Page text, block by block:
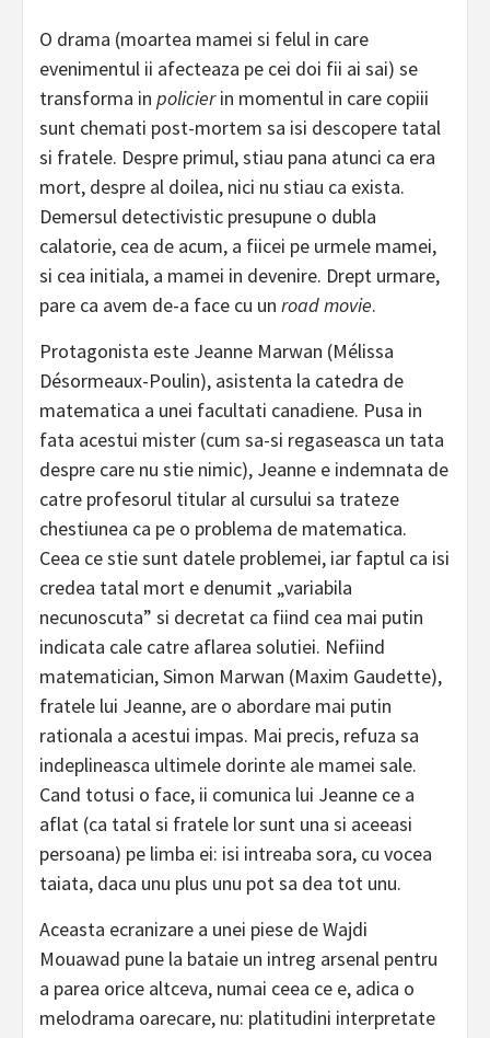
O drama (moartea mamei si felul in care
evenimentul ii afecteaza pe cei doi fii ai sai) se
transforma in policierin momentul in care copiii
sunt chemati post-mortem sa isi descopere tatal
si fratele. Despre primul, stiau pana atunci ca era
mort, despre al doilea, nici nu stiau ca exista.
Demersul detectivistic presupune o dubla
calatorie, cea de acum, a fiicei pe urmele mamei,
si cea initiala, a mamei in devenire. Drept urmare,
pare ca avem de-a face cu un road movie.
Protagonista este Jeanne Marwan (Mélissa
Désormeaux-Poulin), asistenta la catedra de
matematica a unei facultati canadiene. Pusa in
fata acestui mister (cum sa-si regaseasca un tata
despre care nu stie nimic), Jeanne e indemnata de
catre profesorul titular al cursului sa trateze
chestiunea ca pe o problema de matematica.
Ceea ce stie sunt datele problemei, iar faptul ca isi
credea tatal mort e denumit „variabila
necunoscuta” si decretat ca fiind cea mai putin
indicata cale catre aflarea solutiei. Nefiind
matematician, Simon Marwan (Maxim Gaudette),
fratele lui Jeanne, are o abordare mai putin
rationala a acestui impas. Mai precis, refuza sa
indeplineasca ultimele dorinte ale mamei sale.
Cand totusi o face, ii comunica lui Jeanne ce a
aflat (ca tatal si fratele lor sunt una si aceeasi
persoana) pe limba ei: isi intreaba sora, cu vocea
taiata, daca unu plus unu pot sa dea tot unu.
Aceasta ecranizare a unei piese de Wajdi
Mouawad pune la bataie un intreg arsenal pentru
a parea orice altceva, numai ceea ce e, adica o
melodrama oarecare, nu: platitudini interpretate